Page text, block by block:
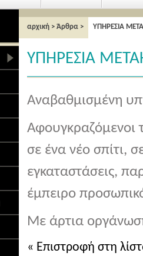
αρχική > Άρθρα > ΥΠΗΡΕΣΙΑ
ΥΠΗΡΕΣΙΑ
Αναβαθμισμένη
Αφουγκραζόμενοι
σε ένα νέο σπίτι,
εγκαταστάσεις,
έμπειρο
Με άρτια
« Επιστροφή στη